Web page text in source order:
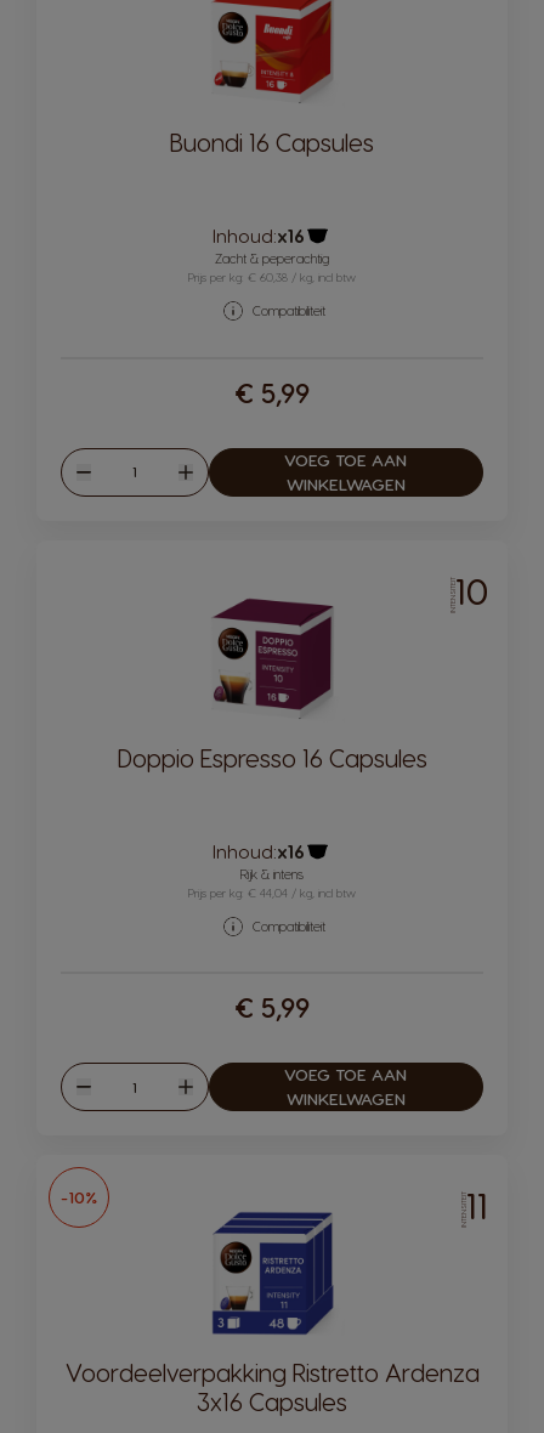
Buondi 16 Capsules
Inhoud:x16
Pictogram capsule
Zacht & peperachtig
Prijs per kg: € 60,38 / kg, incl btw
Compatibiliteit
€ 5,99
Verlagen
Hoeveelheid
Verhogen
VOEG TOE AAN
WINKELWAGEN
INTENSITEIT10
Doppio Espresso 16 Capsules
Inhoud:x16
Rijk & intens
Prijs per kg: € 44,04 / kg, incl btw
Compatibiliteit
€ 5,99
Verlagen
Hoeveelheid
Verhogen
VOEG TOE AAN
WINKELWAGEN
-10% INTENSITEIT11
Voordeelverpakking Ristretto Ardenza
3x16 Capsules